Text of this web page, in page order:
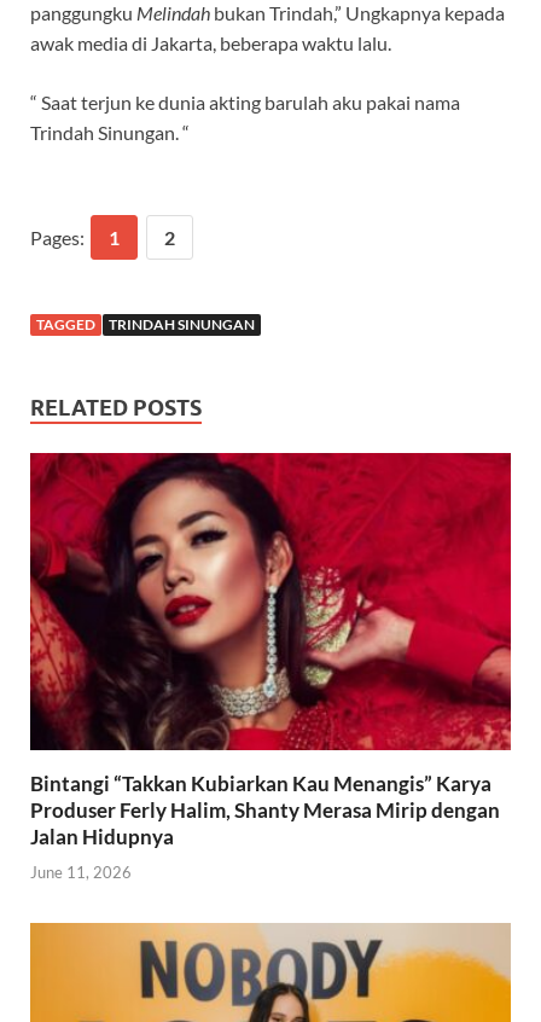
panggungku Melindah bukan Trindah,” Ungkapnya kepada
awak media di Jakarta, beberapa waktu lalu.
“ Saat terjun ke dunia akting barulah aku pakai nama
Trindah Sinungan. “
Pages: 1 2
TAGGED TRINDAH SINUNGAN
RELATED POSTS
Bintangi “Takkan Kubiarkan Kau Menangis” Karya
Produser Ferly Halim, Shanty Merasa Mirip dengan
Jalan Hidupnya
June 11, 2026